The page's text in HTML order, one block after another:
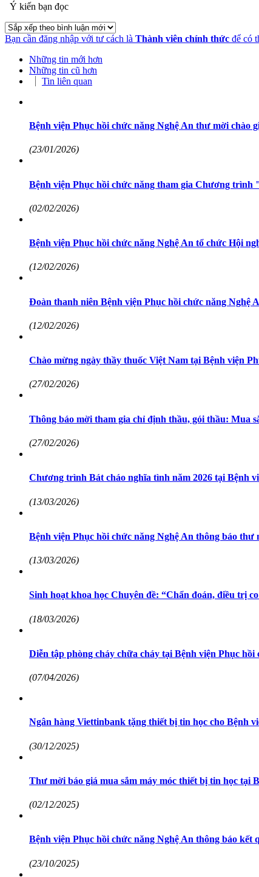
Ý kiến bạn đọc
Bạn cần đăng nhập với tư cách là Thành viên chính thức để có
Những tin mới hơn
Những tin cũ hơn
Tin liên quan
Bệnh viện Phục hồi chức năng Nghệ An thư mời chào
(23/01/2026)
Bệnh viện Phục hồi chức năng tham gia Chương trình
(02/02/2026)
Bệnh viện Phục hồi chức năng Nghệ An tổ chức Hội
(12/02/2026)
Đoàn thanh niên Bệnh viện Phục hồi chức năng Nghệ
(12/02/2026)
Chào mừng ngày thầy thuốc Việt Nam tại Bệnh viện
(27/02/2026)
Thông báo mời tham gia chỉ định thầu, gói thầu: Mua
(27/02/2026)
Chương trình Bát cháo nghĩa tình năm 2026 tại Bệnh
(13/03/2026)
Bệnh viện Phục hồi chức năng Nghệ An thông báo
(13/03/2026)
Sinh hoạt khoa học Chuyên đề: “Chẩn đoán, điều trị
(18/03/2026)
Diễn tập phòng cháy chữa cháy tại Bệnh viện Phục hồi
(07/04/2026)
Ngân hàng Viettinbank tặng thiết bị tin học cho Bệnh
(30/12/2025)
Thư mời báo giá mua sắm máy móc thiết bị tin học tại
(02/12/2025)
Bệnh viện Phục hồi chức năng Nghệ An thông báo
(23/10/2025)